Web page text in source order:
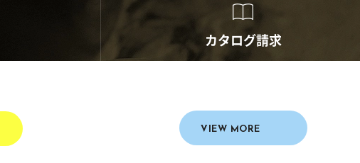
カタログ請求
VIEW MORE